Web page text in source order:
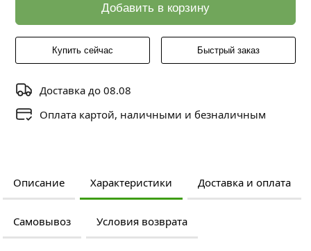
Добавить в корзину
Купить сейчас Быстрый заказ
Доставка до 08.08
Оплата картой, наличными и безналичным
Описание Характеристики Доставка и оплата
Самовывоз Условия возврата